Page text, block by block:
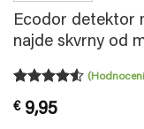
Ecodor detektor
najde skvrny od
Hodnoceno
4.5z 5
6
€9,95